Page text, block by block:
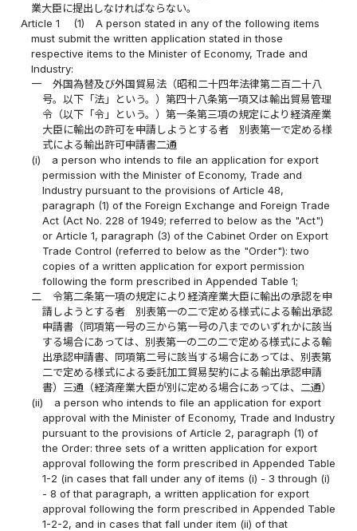
業大臣に提出しなければならない。
Article 1
(1)
A person stated in any of the following items
must submit the written application stated in those
respective items to the Minister of Economy, Trade and
Industry:
一
外国為替及び外国貿易法（昭和二十四年法律第二百二十八
号。以下「法」という。）第四十八条第一項又は輸出貿易管理
令（以下「令」という。）第一条第三項の規定により経済産業
大臣に輸出の許可を申請しようとする者 別表第一で定める様
式による輸出許可申請書二通
(i)
a person who intends to file an application for export
permission with the Minister of Economy, Trade and
Industry pursuant to the provisions of Article 48,
paragraph (1) of the Foreign Exchange and Foreign Trade
Act (Act No. 228 of 1949; referred to below as the "Act")
or Article 1, paragraph (3) of the Cabinet Order on Export
Trade Control (referred to below as the "Order"): two
copies of a written application for export permission
following the form prescribed in Appended Table 1;
二
令第二条第一項の規定により経済産業大臣に輸出の承認を申
請しようとする者 別表第一の二で定める様式による輸出承認
申請書（同項第一号の三から第一号の八までのいずれかに該当
する場合にあっては、別表第一の二の二で定める様式による輸
出承認申請書、同項第二号に該当する場合にあっては、別表第
二で定める様式による委託加工貿易契約による輸出承認申請
書）三通（経済産業大臣が別に定める場合にあっては、二通）
(ii)
a person who intends to file an application for export
approval with the Minister of Economy, Trade and Industry
pursuant to the provisions of Article 2, paragraph (1) of
the Order: three sets of a written application for export
approval following the form prescribed in Appended Table
1-2 (in cases that fall under any of items (i) - 3 through (i)
- 8 of that paragraph, a written application for export
approval following the form prescribed in Appended Table
1-2-2, and in cases that fall under item (ii) of that